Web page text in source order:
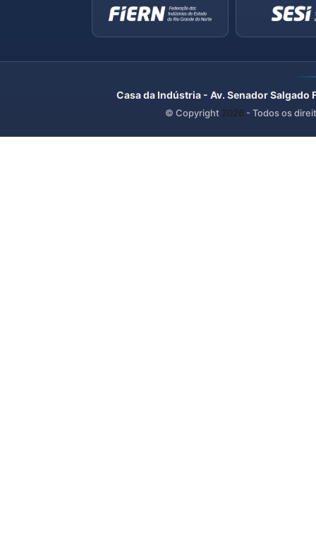
Casa da Indústria - Av. Senador
© Copyright 2026 - Todos os